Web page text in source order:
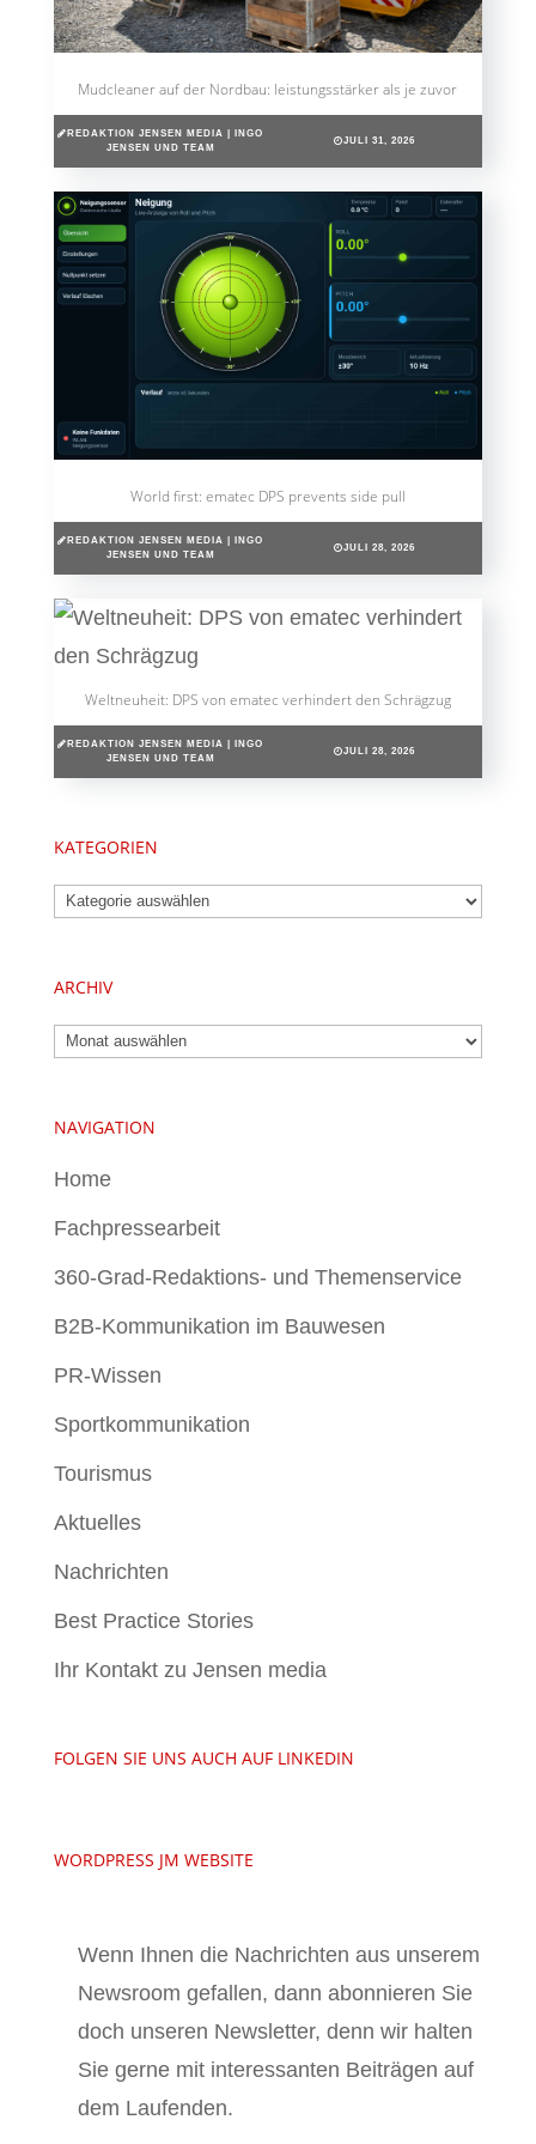
Mudcleaner auf der Nordbau: leistungsstärker als je zuvor
REDAKTION JENSEN MEDIA | INGO
JENSEN UND TEAM
JULI 31, 2026
World first: ematec DPS prevents side pull
REDAKTION JENSEN MEDIA | INGO
JENSEN UND TEAM
JULI 28, 2026
Weltneuheit: DPS von ematec verhindert den Schrägzug
REDAKTION JENSEN MEDIA | INGO
JENSEN UND TEAM
JULI 28, 2026
KATEGORIEN
Kategorien
ARCHIV
Archiv
NAVIGATION
Home
Fachpressearbeit
360-Grad-Redaktions- und Themenservice
B2B-Kommunikation im Bauwesen
PR-Wissen
Sportkommunikation
Tourismus
Aktuelles
Nachrichten
Best Practice Stories
Ihr Kontakt zu Jensen media
FOLGEN SIE UNS AUCH AUF LINKEDIN
WORDPRESS JM WEBSITE
Wenn Ihnen die Nachrichten aus unserem
Newsroom gefallen, dann abonnieren Sie
doch unseren Newsletter, denn wir halten
Sie gerne mit interessanten Beiträgen auf
dem Laufenden.